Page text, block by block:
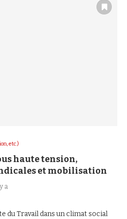
etc.)
haute tension,
et mobilisation
a
du Travail dans un climat social